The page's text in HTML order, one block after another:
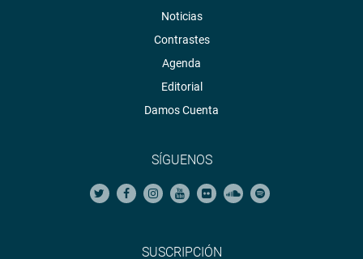
Noticias
Contrastes
Agenda
Editorial
Damos Cuenta
SÍGUENOS
SUSCRIPCIÓN